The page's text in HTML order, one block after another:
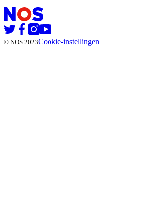
© NOS 2023Cookie-instellingen